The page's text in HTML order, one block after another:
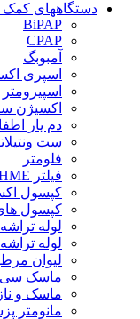
دستگاههای
BiPAP
CPAP
آمبوبگ
اسپری
اسپیرومتر
اکسیژن
دم یار
ست
فلومتر
فیلتر HME
کپسول
کپسول
لوله
لوله تراشه
لیوان
ماسک سی
ماسک و
مانومتر